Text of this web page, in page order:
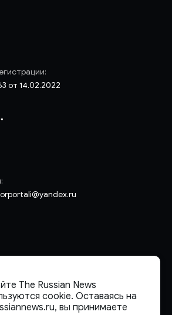
(18+) зарегистрировано в
по надзору в сфере связи,
и массовых коммуникаций
от 14.02.2022
The Russian News
cookie. Оставаясь на
вы принимаете